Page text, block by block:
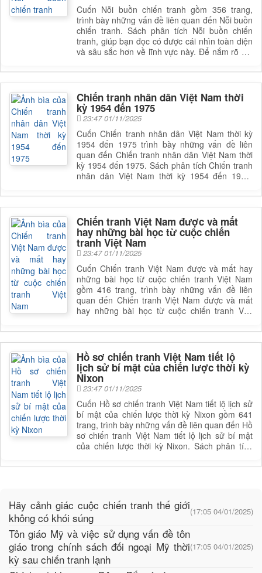
Cuốn Nỗi buồn chiến tranh gồm 356 trang,
trình bày những vấn đề liên quan đến Nỗi buồn
chiến tranh. Sách phân tích Nỗi buồn chiến
tranh, giúp bạn đọc có được cái nhìn toàn diện
và sâu sắc hơn về lĩnh vực này. Để nắm rõ nội
mục lục trong mục chi tiết bên dưới.
Chiến tranh nhân dân Việt Nam thời
kỳ 1954 đến 1975
23:47 01/11/2025
Cuốn Chiến tranh nhân dân Việt Nam thời kỳ
1954 đến 1975 trình bày những vấn đề liên
quan đến Chiến tranh nhân dân Việt Nam thời
kỳ 1954 đến 1975. Sách phân tích Chiến tranh
nhân dân Việt Nam thời kỳ 1954 đến 1975,
sắc hơn về lĩnh vực này. Để nắm rõ nội dung
cụ thể, bạn đọc có thể tham khảo phần mục lục
trong mục chi tiết bên dưới.
Chiến tranh Việt Nam được và mất
hay những bài học từ cuộc chiến
tranh Việt Nam
23:47 01/11/2025
Cuốn Chiến tranh Việt Nam được và mất hay
những bài học từ cuộc chiến tranh Việt Nam
gồm 416 trang, trình bày những vấn đề liên
quan đến Chiến tranh Việt Nam được và mất
hay những bài học từ cuộc chiến tranh Việt
được và mất hay những bài học từ cuộc chiến
tranh Việt Nam, giúp bạn đọc có được cái nhìn
toàn diện và sâu sắc hơn về lĩnh vực này. Để
nắm rõ nội dung cụ thể, bạn đọc có thể tham
khảo phần mục lục trong mục chi tiết bên dưới.
Hồ sơ chiến tranh Việt Nam tiết lộ
lịch sử bí mật của chiến lược thời kỳ
Nixon
23:47 01/11/2025
Cuốn Hồ sơ chiến tranh Việt Nam tiết lộ lịch sử
bí mật của chiến lược thời kỳ Nixon gồm 641
trang, trình bày những vấn đề liên quan đến Hồ
sơ chiến tranh Việt Nam tiết lộ lịch sử bí mật
của chiến lược thời kỳ Nixon. Sách phân tích
của chiến lược thời kỳ Nixon, giúp bạn đọc có
có thể tham khảo phần mục lục trong mục chi
tiết bên dưới.
Hãy cảnh giác cuộc chiến tranh thế giới
không có khói súng
(17:05 04/01/2025)
Tôn giáo Mỹ và việc sử dụng vấn đề tôn
giáo trong chính sách đối ngoại Mỹ thời
kỳ sau chiến tranh lạnh
(17:05 04/01/2025)